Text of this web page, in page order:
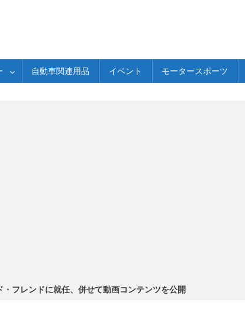
自動車関連用品 イベント モータースポーツ
フレンドに就任、併せて動画コンテンツを公開